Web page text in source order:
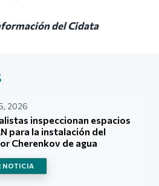
del Cidata
2026
inspeccionan espacios
para la instalación del
Cherenkov de agua
NOTICIA